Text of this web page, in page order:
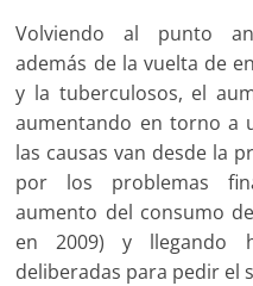
Volviendo al punto
además de la vuelta de
y la tuberculosos, el
aumentando en torno a
las causas van desde la
por los problemas
aumento del consumo
en 2009) y llegando
deliberadas para pedir el